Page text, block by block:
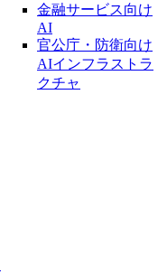
金融サービス向け
AI
官公庁・防衛向け
AIインフラストラ
クチャ